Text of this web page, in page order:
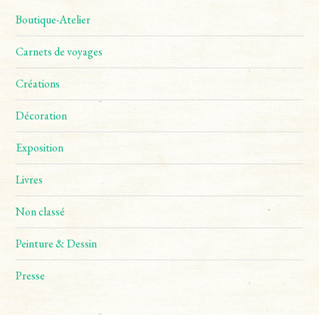
Boutique-Atelier
Carnets de voyages
Créations
Décoration
Exposition
Livres
Non classé
Peinture & Dessin
Presse